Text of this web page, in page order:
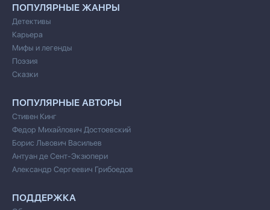
ПОПУЛЯРНЫЕ ЖАНРЫ
Детективы
Карьера
Мифы и легенды
Поэзия
Сказки
ПОПУЛЯРНЫЕ АВТОРЫ
Стивен Кинг
Федор Михайлович Достоевский
Борис Львович Васильев
Антуан де Сент-Экзюпери
Александр Сергеевич Грибоедов
ПОДДЕРЖКА